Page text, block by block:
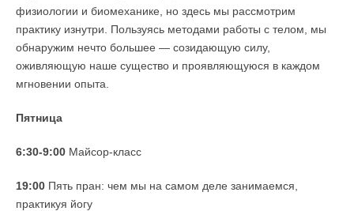
физиологии и биомеханике, но здесь мы рассмотрим
практику изнутри. Пользуясь методами работы с телом, мы
обнаружим нечто большее — созидающую силу,
оживляющую наше существо и проявляющуюся в каждом
мгновении опыта.
Пятница
6:30-9:00 Майсор-класс
19:00 Пять пран: чем мы на самом деле занимаемся,
практикуя йогу